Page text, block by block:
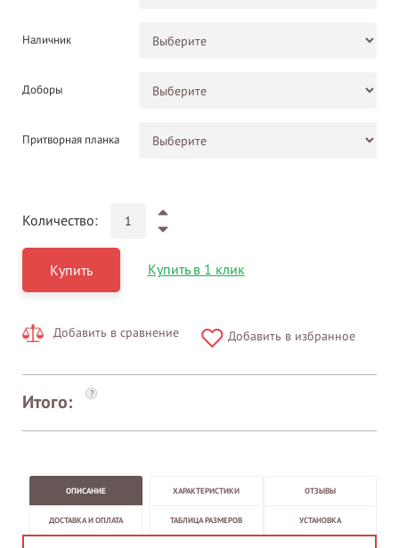
Наличник
Доборы
Притворная планка
Количество:
Купить Купить в 1 клик
Добавить в сравнение Добавить в избранное
Итого: ?
ОПИСАНИЕ ХАРАКТЕРИСТИКИ ОТЗЫВЫ
ДОСТАВКА И ОПЛАТА ТАБЛИЦА РАЗМЕРОВ УСТАНОВКА